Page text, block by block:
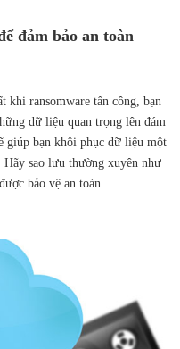
đảm bảo an toàn
khi ransomware tấn công, bạn
dữ liệu quan trọng lên đám
giúp bạn khôi phục dữ liệu một
Hãy sao lưu thường xuyên như
bảo vệ an toàn.